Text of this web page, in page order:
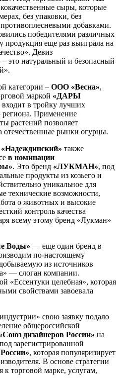
сыры, которые
без упаковки, без
добавками.
победителями различных
еще раз выиграла на
Девиз
это натуральный и безопасный
категории – ООО «Весна»,
маркой «ДАРЫ
входит в тройку лучших
региона. Применение
растений позволяет
отечественные рынки огурцы.
также
в номинации
. Это бренд «ЛУКМАН», под
продукты из козьего и
уникальное для
технические возможности,
о животных и высокие
контроль качества
всему этому бренд «Лукман»
Воды» — еще один бренд в
по-настоящему
из источников
— слоган компании.
«Ессентуки целебная», которая
свойствами завоевала
свою заявку подало
общероссийской
дизайнеров России» на
зарегистрированной
, которая популяризирует
В основе стратегии
к торговой марке, услугам,